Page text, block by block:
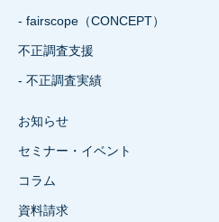
- fairscope（CONCEPT）
不正調査支援
- 不正調査実績
お知らせ
セミナー・イベント
コラム
資料請求